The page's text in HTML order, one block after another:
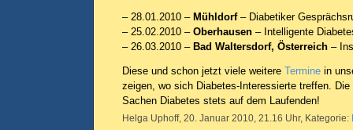
– 28.01.2010 – Mühldorf– Diabetiker
– 25.02.2010 – Oberhausen – Intelligente
– 26.03.2010 – Bad Waltersdorf, Österreich –
Diese und schon jetzt viele weitere Termine in
zeigen, wo sich Diabetes-Interessierte treffen.
Sachen Diabetes stets auf dem Laufenden!
Helga Uphoff, 20. Januar 2010, 21.16 Uhr, Kategorie: